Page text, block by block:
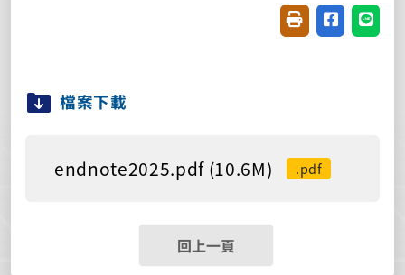
友善列印(開新視
分享至臉書
分享
檔案下載
endnote2025.pdf (10.6M) .pdf
回上一頁